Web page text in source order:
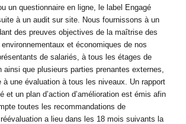
un questionnaire en ligne, le label Engagé
à un audit sur site. Nous fournissons à un
des preuves objectives de la maîtrise des
et économiques de nos
de salariés, à tous les étages de
ainsi que plusieurs parties prenantes externes,
à une évaluation à tous les niveaux. Un rapport
et un plan d’action d’amélioration est émis afin
toutes les recommandations de
réévaluation a lieu dans les 18 mois suivants la